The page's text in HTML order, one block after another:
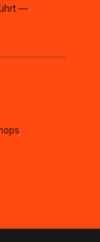
—